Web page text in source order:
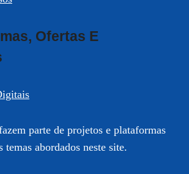
Ofertas E
parte de projetos e plataformas
temas abordados neste site.